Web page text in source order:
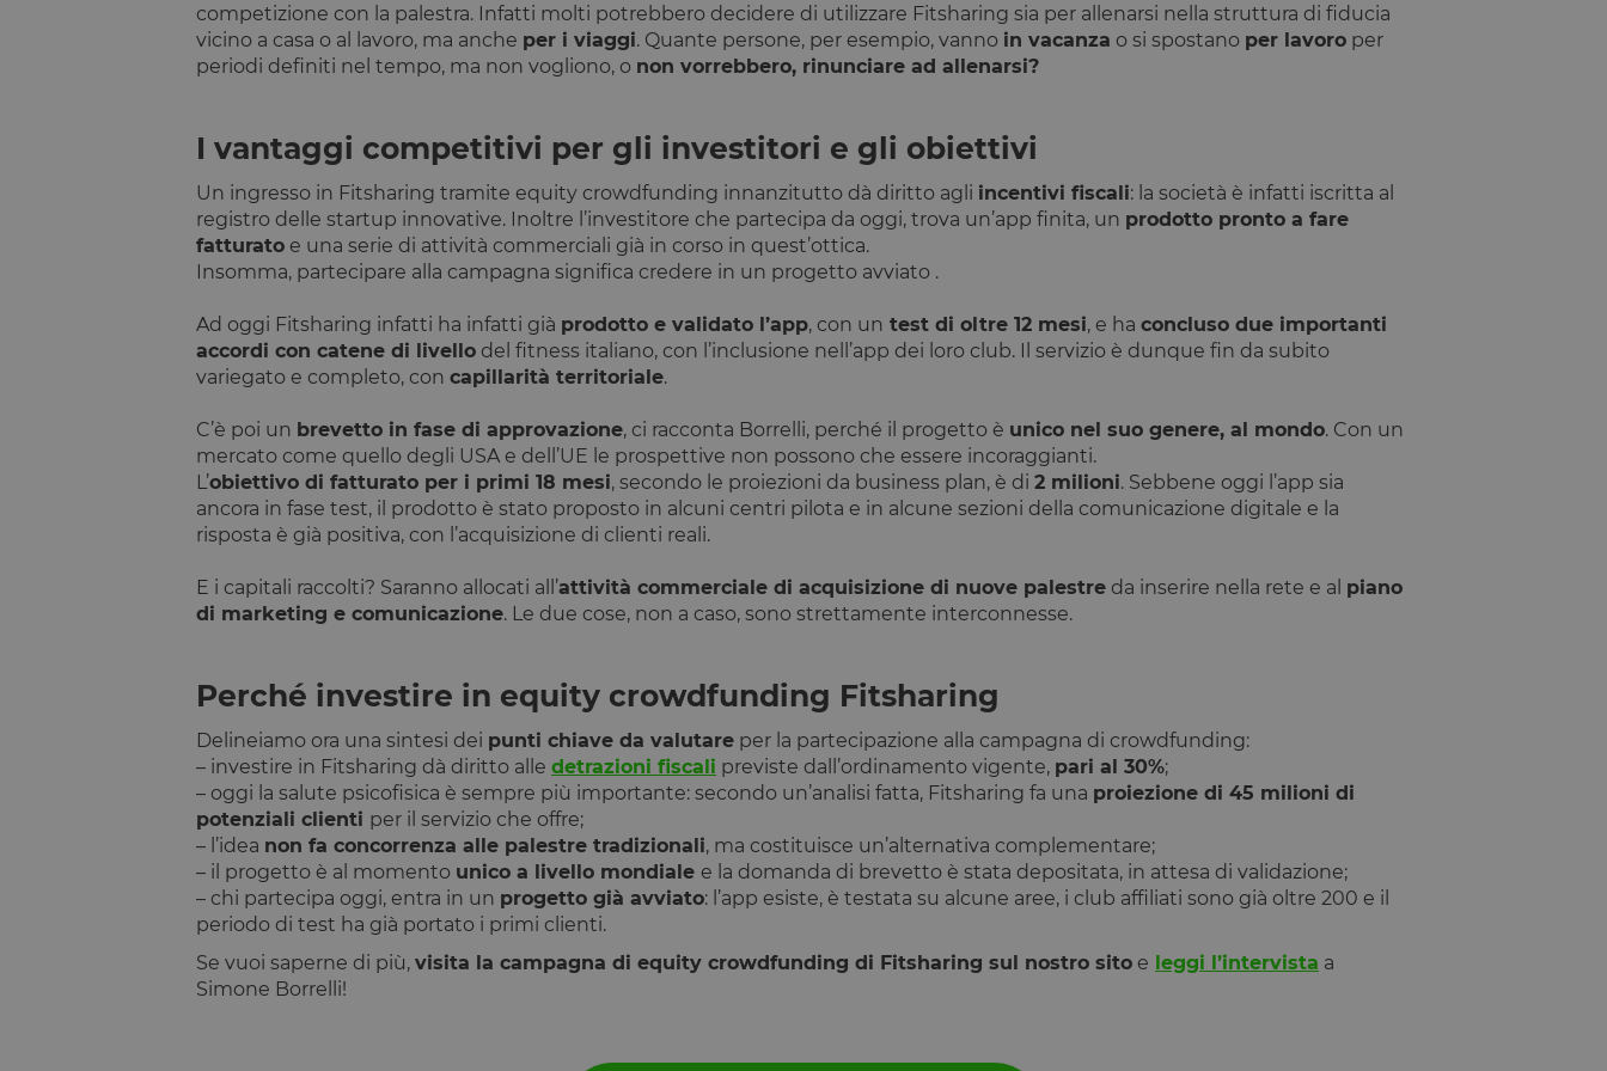
competizione con la palestra. Infatti molti potrebbero decidere di utilizzare Fitsharing sia per allenarsi nella struttura di fiducia
vicino a casa o al lavoro, ma anche per i viaggi. Quante persone, per esempio, vanno in vacanza o si spostano per lavoro per
periodi definiti nel tempo, ma non vogliono, o non vorrebbero, rinunciare ad allenarsi?
I vantaggi competitivi per gli investitori e gli obiettivi
Un ingresso in Fitsharing tramite equity crowdfunding innanzitutto dà diritto agli incentivi fiscali: la società è infatti iscritta al
registro delle startup innovative. Inoltre l’investitore che partecipa da oggi, trova un’app finita, un prodotto pronto a fare
fatturato e una serie di attività commerciali già in corso in quest’ottica.
Insomma, partecipare alla campagna significa credere in un progetto avviato .
Ad oggi Fitsharing infatti ha infatti già prodotto e validato l’app, con un test di oltre 12 mesi, e ha concluso due importanti
accordi con catene di livello del fitness italiano, con l’inclusione nell’app dei loro club. Il servizio è dunque fin da subito
variegato e completo, con capillarità territoriale.
C’è poi un brevetto in fase di approvazione, ci racconta Borrelli, perché il progetto è unico nel suo genere, al mondo. Con un
mercato come quello degli USA e dell’UE le prospettive non possono che essere incoraggianti.
L’obiettivo di fatturato per i primi 18 mesi, secondo le proiezioni da business plan, è di 2 milioni. Sebbene oggi l’app sia
ancora in fase test, il prodotto è stato proposto in alcuni centri pilota e in alcune sezioni della comunicazione digitale e la
risposta è già positiva, con l’acquisizione di clienti reali.
E i capitali raccolti? Saranno allocati all’attività commerciale di acquisizione di nuove palestre da inserire nella rete e al piano
di marketing e comunicazione. Le due cose, non a caso, sono strettamente interconnesse.
Perché investire in equity crowdfunding Fitsharing
Delineiamo ora una sintesi dei punti chiave da valutare per la partecipazione alla campagna di crowdfunding:
– investire in Fitsharing dà diritto alle detrazioni fiscali previste dall’ordinamento vigente, pari al 30%;
– oggi la salute psicofisica è sempre più importante: secondo un’analisi fatta, Fitsharing fa una proiezione di 45 milioni di
potenziali clienti per il servizio che offre;
– l’idea non fa concorrenza alle palestre tradizionali, ma costituisce un’alternativa complementare;
– il progetto è al momento unico a livello mondiale e la domanda di brevetto è stata depositata, in attesa di validazione;
– chi partecipa oggi, entra in un progetto già avviato: l’app esiste, è testata su alcune aree, i club affiliati sono già oltre 200 e il
periodo di test ha già portato i primi clienti.
Se vuoi saperne di più, visita la campagna di equity crowdfunding di Fitsharing sul nostro sito e leggi l’intervista a
Simone Borrelli!
laravel_session
Laravel LLC
www.opstart.it
1 ora 59
minuti
Internamente laravel utilizza laravel_session per identificare un'istanza
di sessione per un utente
PHPSESSID
PHP.net
Sessione
Cookie generato da applicazioni basate sul linguaggio PHP. Si tratta di
ma un buon esempio è mantenere uno stato di accesso per un utente
tra le pagine.
__cfruid
Cloudflare
Inc.
.calendly.com
Sessione
Cookie associato ai siti che utilizzano CloudFlare, utilizzato per
identificare il traffico web attendibile.
XSRF-TOKEN www.opstart.it
1 ora 59
minuti
Questo cookie è stato scritto per aiutare con la sicurezza del sito a
prevenire attacchi Cross-Site Request Forgery.
.calendly.com
OneTrust. Memorizza informazioni sulle categorie di cookie che il sito
utilizza e se i visitatori hanno prestato o revocato il consenso per l'uso
di ciascuna categoria. Ciò consente ai proprietari del sito di impedire
le loro preferenze ricordate. Non contiene informazioni che possano
identificare il visitatore del sito.
CookieScriptConsent
CookieScript
www.opstart.it
4
settimane
2 giorni
Questo cookie viene utilizzato dal servizio Cookie-Script.com per
ricordare le preferenze di consenso sui cookie dei visitatori. È
necessario che il banner dei cookie di Cookie-Script.com funzioni
Nome Tipo di archiviazione
tTDe
Archiviazione locale
Archiviazione locale
tMQ
Archiviazione locale
lastExternalReferrer
Archiviazione locale
tADe
topicsLastReferenceTime
Archiviazione locale
tTDu
Archiviazione locale
tTE
lastExternalReferrerTime
Archiviazione locale
Archiviazione locale